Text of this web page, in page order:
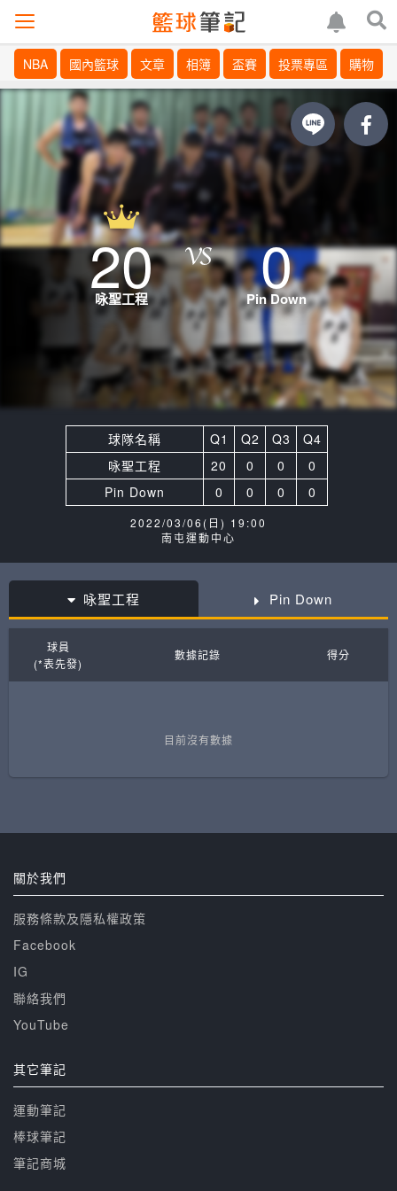
NBA 國內籃球 文章 相簿 盃賽 投票專區 購物
20
咏聖工程 0
Pin Down
球隊名稱 Q1 Q2 Q3
Q4
咏聖工程
20 0 0
0
Pin Down
0 0 0 0
2022/03/06(日) 19:00
南屯運動中心
咏聖工程 Pin Down
球員
(*表先發)
數據記錄 得分
目前沒有數據
關於我們
服務條款及隱私權政策
Facebook
IG
聯絡我們
YouTube
其它筆記
運動筆記
棒球筆記
筆記商城